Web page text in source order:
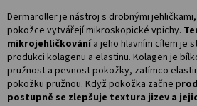
Dermaroller je nástroj s drobnými
pokožce vytvářejí mikroskopické vpichy.
mikrojehličkovánía jeho hlavním cílem je
produkci kolagenu a elastinu. Kolagen je
pružnost a pevnost pokožky, zatímco
pokožku pružnou. Když pokožka začne p
postupně se zlepšuje textura jizev a